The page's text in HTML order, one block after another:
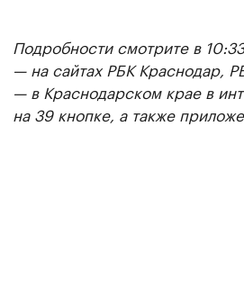
Подробности смотрите в
— на сайтах РБК Краснодар,
— в Краснодарском крае в
на 39 кнопке, а также